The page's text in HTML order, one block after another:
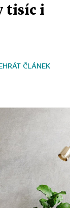
tisíc i
ČLÁNEK